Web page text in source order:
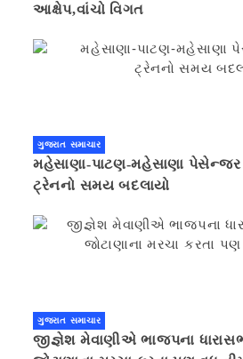
આક્ષેપ,વાંચો વિગત
ગુજરાત સમાચાર
મહેસાણા-પાટણ-મહેસાણા
ટ્રેનનો સમય બદલાયો
ગુજરાત સમાચાર
જીજ્ઞેશ મેવાણીએ ભાજપના